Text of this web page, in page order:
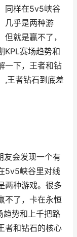
同样在5v5峡谷
几乎是两种游
就是赢不了，
KPL赛场趋势和
一下，王者和钻
,王者钻石到底差
友会发现一个有
5v5峡谷里对线
两种游戏。很多
不了，卡在永恒
趋势和上千把路
者和钻石的核心